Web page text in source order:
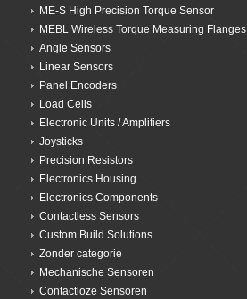
ME-S High Precision Torque Sensor
MEBL Wireless Torque Measuring Flanges
Angle Sensors
Linear Sensors
Panel Encoders
Load Cells
Electronic Units / Amplifiers
Joysticks
Precision Resistors
Electronics Housing
Electronics Components
Contactless Sensors
Custom Build Solutions
Zonder categorie
Mechanische Sensoren
Contactloze Sensoren